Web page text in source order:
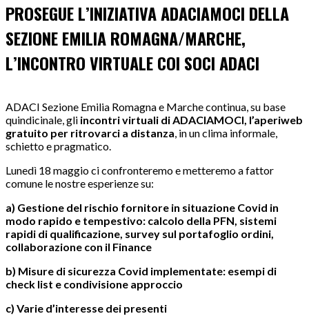
PROSEGUE L’INIZIATIVA ADACIAMOCI DELLA
SEZIONE EMILIA ROMAGNA/MARCHE,
L’INCONTRO VIRTUALE COI SOCI ADACI
ADACI Sezione Emilia Romagna e Marche continua, su base
quindicinale, gli incontri virtuali di ADACIAMOCI, l’aperiweb
gratuito per ritrovarci a distanza, in un clima informale,
schietto e pragmatico.
Lunedì 18 maggio ci confronteremo e metteremo a fattor
comune le nostre esperienze su:
a) Gestione del rischio fornitore in situazione Covid in
modo rapido e tempestivo: calcolo della PFN, sistemi
rapidi di qualificazione, survey sul portafoglio ordini,
collaborazione con il Finance
b) Misure di sicurezza Covid implementate: esempi di
check list e condivisione approccio
c) Varie d’interesse dei presenti